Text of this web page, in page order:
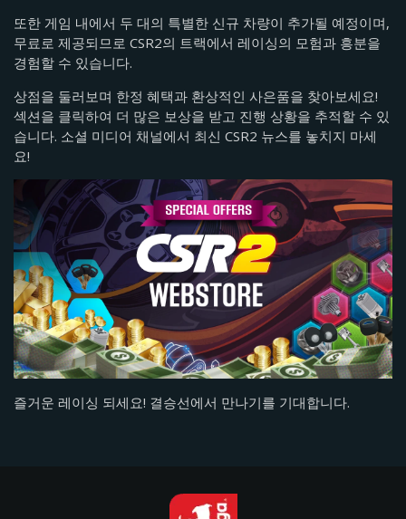
또한 게임 내에서 두 대의 특별한 신규 차량이 추가될 예정이며,
무료로 제공되므로 CSR2의 트랙에서 레이싱의 모험과 흥분을
경험할 수 있습니다.
상점을 둘러보며 한정 혜택과 환상적인 사은품을 찾아보세요!
섹션을 클릭하여 더 많은 보상을 받고 진행 상황을 추적할 수 있
습니다. 소셜 미디어 채널에서 최신 CSR2 뉴스를 놓치지 마세
요!
즐거운 레이싱 되세요! 결승선에서 만나기를 기대합니다.